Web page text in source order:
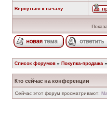
Вернуться к началу
Список форумов » Покупка-продажа »
Кто сейчас на конференции
Сейчас этот форум просматривают: